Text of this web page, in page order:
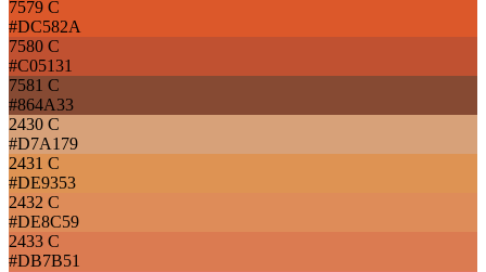
7579 C
#DC582A
7580 C
#C05131
7581 C
#864A33
2430 C
#D7A179
2431 C
#DE9353
2432 C
#DE8C59
2433 C
#DB7B51